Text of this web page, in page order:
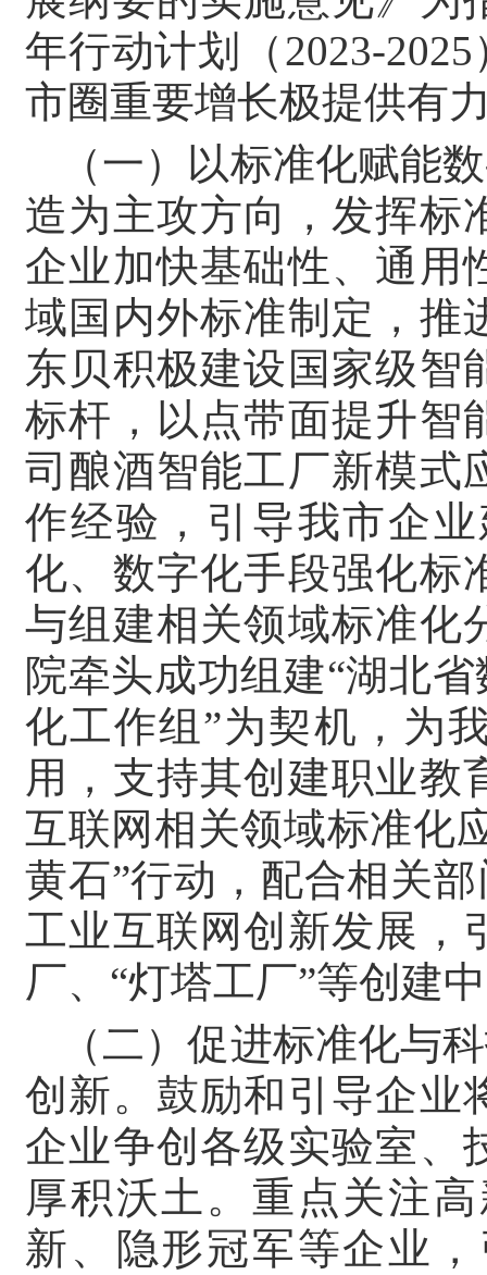
年行动计划（2023-
市圈重要增长极提供有
（一）以标准化赋能
造为主攻方向，发挥标
企业加快基础性、通用
域国内外标准制定，推
东贝积极建设国家级智
标杆，以点带面提升智
司酿酒智能工厂新模式
作经验，引导我市企
化、数字化手段强化标
与组建相关领域标准化
院牵头成功组建“湖北
化工作组”为契机，为
用，支持其创建职业教
互联网相关领域标准化
黄石”行动，配合相关
工业互联网创新发展，
厂、“灯塔工厂”等创建
（二）促进标准化与
创新。鼓励和引导企业
企业争创各级实验室、
厚积沃土。重点关注
新、隐形冠军等企业